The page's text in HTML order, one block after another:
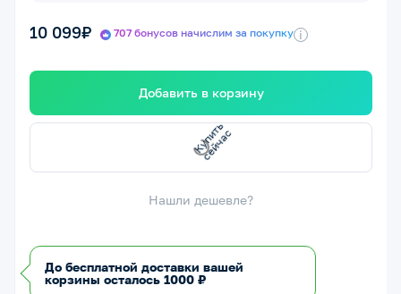
10 099₽ 707 бонусов начислим за покупку i
Добавить в корзину
Купить
сейчас
Нашли дешевле?
До бесплатной доставки вашей
корзины осталось 1000 ₽